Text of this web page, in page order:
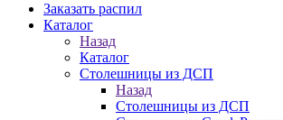
Заказать распил
Каталог
Назад
Каталог
Столешницы из ДСП
Назад
Столешницы из ДСП